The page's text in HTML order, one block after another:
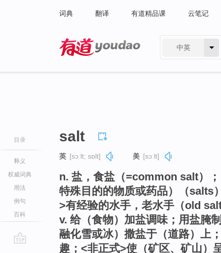
词典 翻译 有道精品课 云笔记
中英
目录
释义
权威词典
用法
例句
百科
salt
英 [sɔːlt; sɒlt] 美 [sɔːlt]
n. 盐，食盐（=common salt）
特殊目的的物质或药品）（salts
>有经验的水手，老水手（old
v. 给（食物）加盐调味；用盐腌
融化雪或冰）撒盐于（道路）
趣；<非正式>使（矿区、矿山）